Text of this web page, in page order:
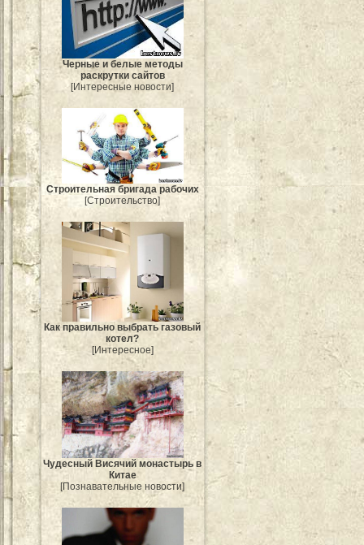
Черные и белые методы
раскрутки сайтов
[Интересные новости]
Строительная бригада рабочих
[Строительство]
Как правильно выбрать газовый
котел?
[Интересное]
Чудесный Висячий монастырь в
Китае
[Познавательные новости]